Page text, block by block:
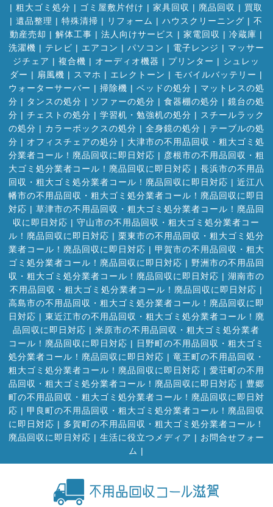
| 粗大ゴミ処分 | ゴミ屋敷片付け | 家具回収 | 廃品回収 | 買取
| 遺品整理 | 特殊清掃 | リフォーム | ハウスクリーニング | 不
動産売却 | 解体工事 | 法人向けサービス | 家電回収 | 冷蔵庫 |
洗濯機 | テレビ | エアコン | パソコン | 電子レンジ | マッサー
ジチェア | 複合機 | オーディオ機器 | プリンター | シュレッ
ダー | 扇風機 | スマホ | エレクトーン | モバイルバッテリー |
ウォーターサーバー | 掃除機 | ベッドの処分 | マットレスの処
分 | タンスの処分 | ソファーの処分 | 食器棚の処分 | 鏡台の処
分 | チェストの処分 | 学習机・勉強机の処分 | スチールラック
の処分 | カラーボックスの処分 | 全身鏡の処分 | テーブルの処
分 | オフィスチェアの処分 | 大津市の不用品回収・粗大ゴミ処
分業者コール！廃品回収に即日対応 | 彦根市の不用品回収・粗
大ゴミ処分業者コール！廃品回収に即日対応 | 長浜市の不用品
回収・粗大ゴミ処分業者コール！廃品回収に即日対応 | 近江八
幡市の不用品回収・粗大ゴミ処分業者コール！廃品回収に即日
対応 | 草津市の不用品回収・粗大ゴミ処分業者コール！廃品回
収に即日対応 | 守山市の不用品回収・粗大ゴミ処分業者コー
ル！廃品回収に即日対応 | 栗東市の不用品回収・粗大ゴミ処分
業者コール！廃品回収に即日対応 | 甲賀市の不用品回収・粗大
ゴミ処分業者コール！廃品回収に即日対応 | 野洲市の不用品回
収・粗大ゴミ処分業者コール！廃品回収に即日対応 | 湖南市の
不用品回収・粗大ゴミ処分業者コール！廃品回収に即日対応 |
高島市の不用品回収・粗大ゴミ処分業者コール！廃品回収に即
日対応 | 東近江市の不用品回収・粗大ゴミ処分業者コール！廃
品回収に即日対応 | 米原市の不用品回収・粗大ゴミ処分業者
コール！廃品回収に即日対応 | 日野町の不用品回収・粗大ゴミ
処分業者コール！廃品回収に即日対応 | 竜王町の不用品回収・
粗大ゴミ処分業者コール！廃品回収に即日対応 | 愛荘町の不用
品回収・粗大ゴミ処分業者コール！廃品回収に即日対応 | 豊郷
町の不用品回収・粗大ゴミ処分業者コール！廃品回収に即日対
応 | 甲良町の不用品回収・粗大ゴミ処分業者コール！廃品回収
に即日対応 | 多賀町の不用品回収・粗大ゴミ処分業者コール！
廃品回収に即日対応 | 生活に役立つメディア | お問合せフォー
ム |